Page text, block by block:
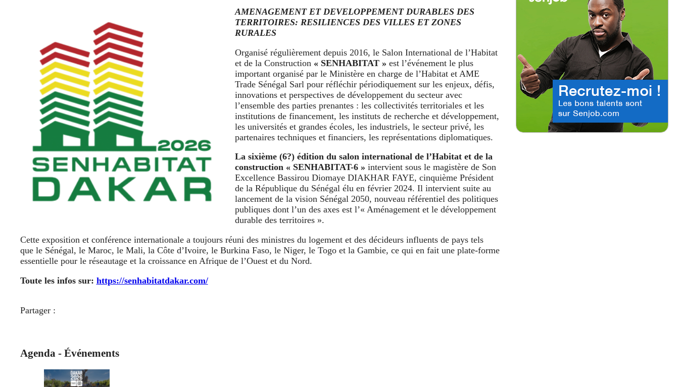
AMENAGEMENT ET DEVELOPPEMENT DURABLES DES
TERRITOIRES: RESILIENCES DES VILLES ET ZONES
RURALES
Organisé régulièrement depuis 2016, le Salon International de l’Habitat
et de la Construction « SENHABITAT » est l’événement le plus
important organisé par le Ministère en charge de l’Habitat et AME
Trade Sénégal Sarl pour réfléchir périodiquement sur les enjeux, défis,
innovations et perspectives de développement du secteur avec
l’ensemble des parties prenantes : les collectivités territoriales et les
institutions de financement, les instituts de recherche et développement,
les universités et grandes écoles, les industriels, le secteur privé, les
partenaires techniques et financiers, les représentations diplomatiques.
La sixième (6?) édition du salon international de l’Habitat et de la
construction « SENHABITAT-6 » intervient sous le magistère de Son
Excellence Bassirou Diomaye DIAKHAR FAYE, cinquième Président
de la République du Sénégal élu en février 2024. Il intervient suite au
lancement de la vision Sénégal 2050, nouveau référentiel des politiques
publiques dont l’un des axes est l’« Aménagement et le développement
durable des territoires ».
Cette exposition et conférence internationale a toujours réuni des ministres du logement et des décideurs influents de pays tels
que le Sénégal, le Maroc, le Mali, la Côte d’Ivoire, le Burkina Faso, le Niger, le Togo et la Gambie, ce qui en fait une plate-forme
essentielle pour le réseautage et la croissance en Afrique de l’Ouest et du Nord.
Toute les infos sur: https://senhabitatdakar.com/
Partager :
Agenda - Événements